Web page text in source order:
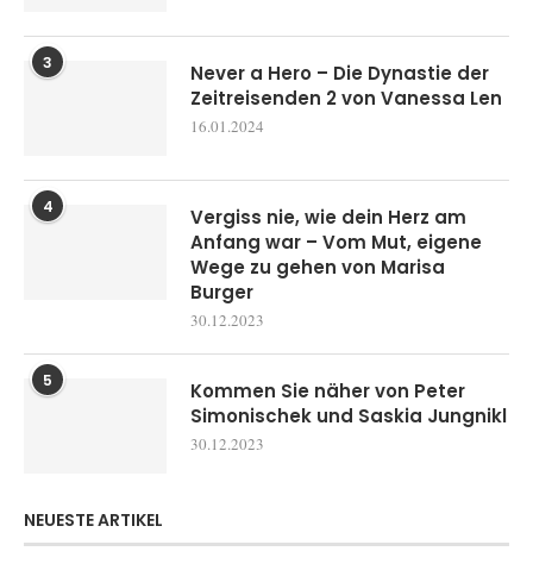
3
Never a Hero – Die Dynastie der
Zeitreisenden 2 von Vanessa Len
16.01.2024
4
Vergiss nie, wie dein Herz am
Anfang war – Vom Mut, eigene
Wege zu gehen von Marisa
Burger
30.12.2023
5
Kommen Sie näher von Peter
Simonischek und Saskia Jungnikl
30.12.2023
NEUESTE ARTIKEL